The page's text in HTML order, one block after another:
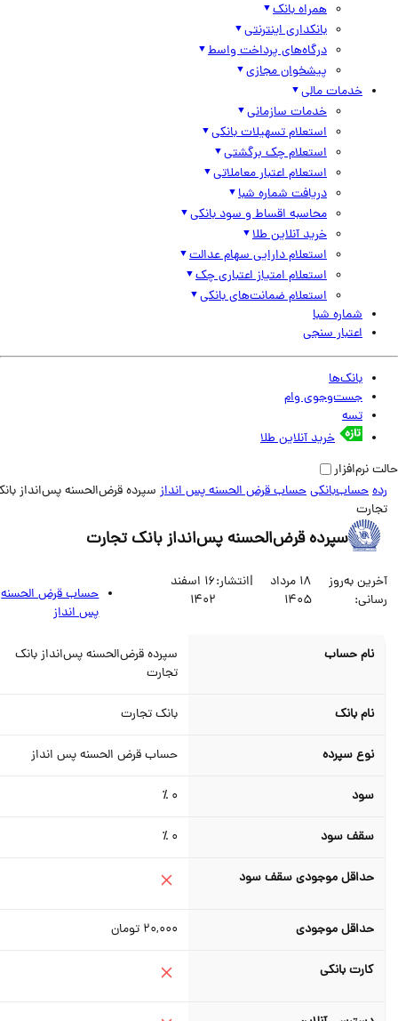
همراه بانک
بانکداری اینترنتی
درگاه‌های پرداخت واسط
پیشخوان مجازی
خدمات مالی
خدمات سازمانی
استعلام تسهیلات بانکی
استعلام چک برگشتی
استعلام اعتبار معاملاتی
دریافت شماره شبا
محاسبه اقساط و سود بانکی
خرید آنلاین طلا
استعلام دارایی سهام عدالت
استعلام امتیاز اعتباری چک
استعلام ضمانت‌های بانکی
شماره شبا
اعتبار سنجی
بانک‌ها
جست‌وجوی وام
تسه
خرید آنلاین طلا
حساب‌بانکیحساب قرض الحسنه پس اندازسپرده قرض‌الحسنه پس‌انداز بانک
سپرده قرض‌الحسنه پس‌انداز بانک تجارت
به‌روز
18 مرداد
1405
|انتشار:
16 اسفند
1402
حساب قرض الحسنه
پس انداز
نام حساب
سپرده قرض‌الحسنه پس‌انداز بانک
تجارت
نام بانک بانک تجارت
نوع سپرده حساب قرض الحسنه پس انداز
سود
سقف سود
حداقل موجودی سقف سود
حداقل موجودی 20,000 تومان
کارت بانکی